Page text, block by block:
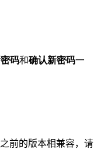
码和确认新密码一
前的版本相兼容，请